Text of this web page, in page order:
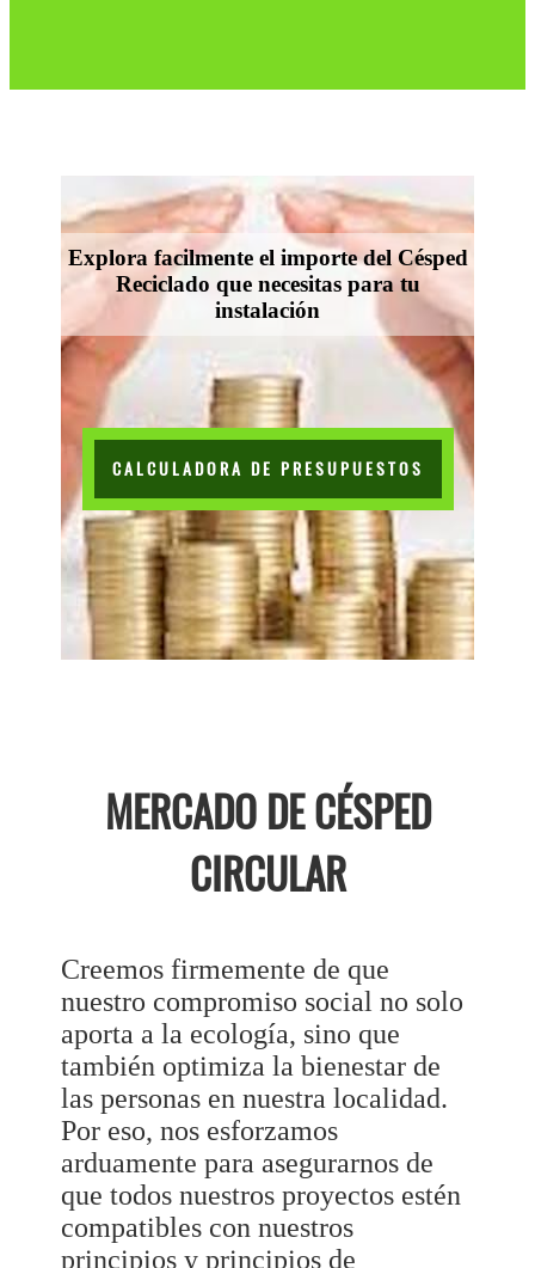
Explora facilmente el importe del Césped
Reciclado que necesitas para tu
instalación
CALCULADORA DE PRESUPUESTOS
MERCADO DE CÉSPED
CIRCULAR
Creemos firmemente de que
nuestro compromiso social no solo
aporta a la ecología, sino que
también optimiza la bienestar de
las personas en nuestra localidad.
Por eso, nos esforzamos
arduamente para asegurarnos de
que todos nuestros proyectos estén
compatibles con nuestros
principios y principios de